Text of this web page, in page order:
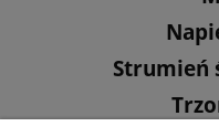
Strumień